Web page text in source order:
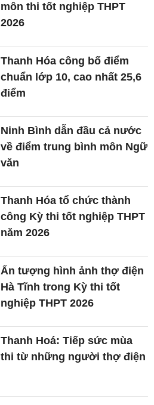
môn thi tốt nghiệp THPT
2026
Thanh Hóa công bố điểm
chuẩn lớp 10, cao nhất 25,6
điểm
Ninh Bình dẫn đầu cả nước
về điểm trung bình môn Ngữ
văn
Thanh Hóa tổ chức thành
công Kỳ thi tốt nghiệp THPT
năm 2026
Ấn tượng hình ảnh thợ điện
Hà Tĩnh trong Kỳ thi tốt
nghiệp THPT 2026
Thanh Hoá: Tiếp sức mùa
thi từ những người thợ điện